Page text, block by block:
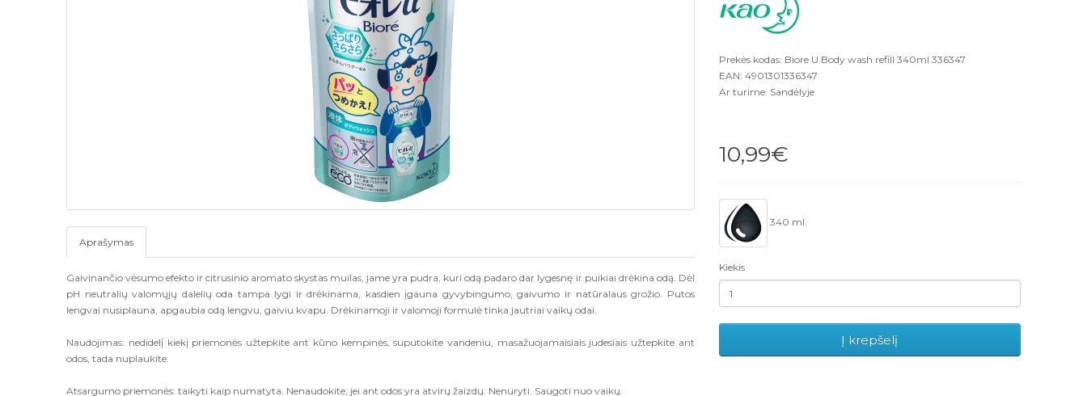
Aprašymas
Gaivinančio vėsumo efekto ir citrusinio aromato skystas muilas, jame yra pudra, kuri odą padaro dar lygesnę ir puikiai drėkina odą. Dėl
pH neutralių valomųjų dalelių oda tampa lygi ir drėkinama, kasdien įgauna gyvybingumo, gaivumo ir natūralaus grožio. Putos
lengvai nusiplauna, apgaubia odą lengvu, gaiviu kvapu. Drėkinamoji ir valomoji formulė tinka jautriai vaikų odai.
Naudojimas: nedidelį kiekį priemonės užtepkite ant kūno kempinės, suputokite vandeniu, masažuojamaisiais judesiais užtepkite ant
odos, tada nuplaukite.
Atsargumo priemonės: taikyti kaip numatyta. Nenaudokite, jei ant odos yra atvirų žaizdų. Nenuryti. Saugoti nuo vaikų.
Prekės kodas: Biore U Body wash refill 340ml 336347
EAN: 4901301336347
Ar turime: Sandėlyje
10,99€
340 ml.
Kiekis
Į krepšelį